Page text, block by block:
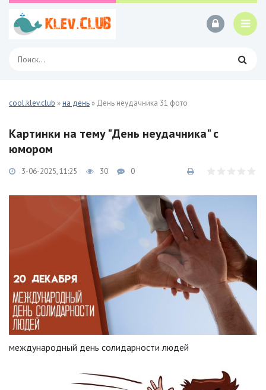
cool.klev.club »на день » День неудачника 31 фото
Картинки на тему "День неудачника" с
юмором
3-06-2025, 11:25 30 0
международный день солидарности людей